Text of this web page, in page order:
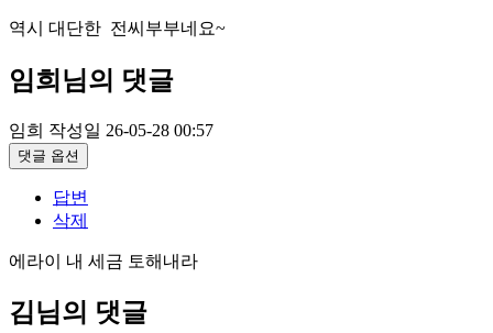
역시 대단한 전씨부부네요~
임희님의 댓글
임희 작성일 26-05-28 00:57
댓글 옵션
답변
삭제
에라이 내 세금 토해내라
김님의 댓글